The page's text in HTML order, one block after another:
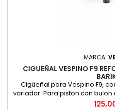
MARCA:
CIGUEÑAL VESPINO F9
Cigüeñal para Vespino F9,
variador. Para piston con bulon